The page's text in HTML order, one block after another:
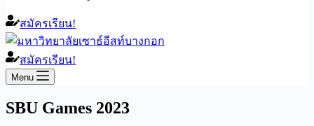
สมัครเรียน!
สมัครเรียน!
Menu
SBU Games 2023